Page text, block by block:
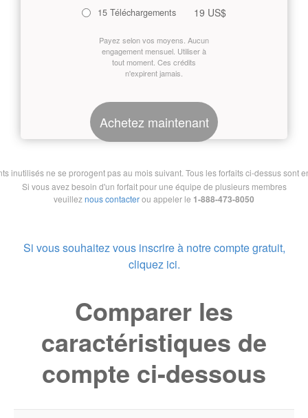
15 Téléchargements 19 US$
Payez selon vos moyens. Aucun
engagement mensuel. Utiliser à
tout moment. Ces crédits
n'expirent jamais.
Achetez maintenant
inutilisés ne se prorogent pas au mois suivant. Tous les forfaits ci-dessus sont
Si vous avez besoin d'un forfait pour une équipe de plusieurs membres
veuilleznous contacterou appeler le 1-888-473-8050
Si vous souhaitez vous inscrire à notre compte gratuit,
cliquez ici.
Comparer les
caractéristiques de
compte ci-dessous